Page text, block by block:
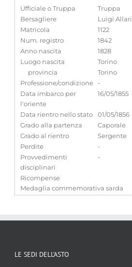
Ufficiale o Truppa
Truppa
Bersagliere
Luigi Allari
Matricola
1122
Num. registro
1842
Anno nascita
1828
Luogo nascita
Torino
provincia
Torino
Professione/condizione -
Data imbarco per
l'oriente
16/05/1855
Data rientro nello stato
01/05/1856
Grado alla partenza
Caporale
Grado al rientro
Sergente
Perdite
-
Provvedimenti
disciplinari
-
Ricompense
Medaglia commemorativa sarda
LE SEDI DELL’ASTO